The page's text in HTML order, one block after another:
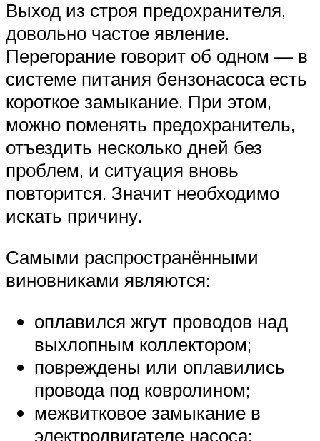
Выход из строя предохранителя,
довольно частое явление.
Перегорание говорит об одном — в
системе питания бензонасоса есть
короткое замыкание. При этом,
можно поменять предохранитель,
отъездить несколько дней без
проблем, и ситуация вновь
повторится. Значит необходимо
искать причину.
Самыми распространёнными
виновниками являются:
оплавился жгут проводов над
выхлопным коллектором;
повреждены или оплавились
провода под ковролином;
межвитковое замыкание в
электродвигателе насоса;